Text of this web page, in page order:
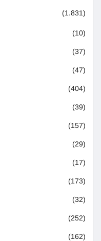
(1.831)
(10)
(37)
(47)
(404)
(39)
(157)
(29)
(17)
(173)
(32)
(252)
(162)